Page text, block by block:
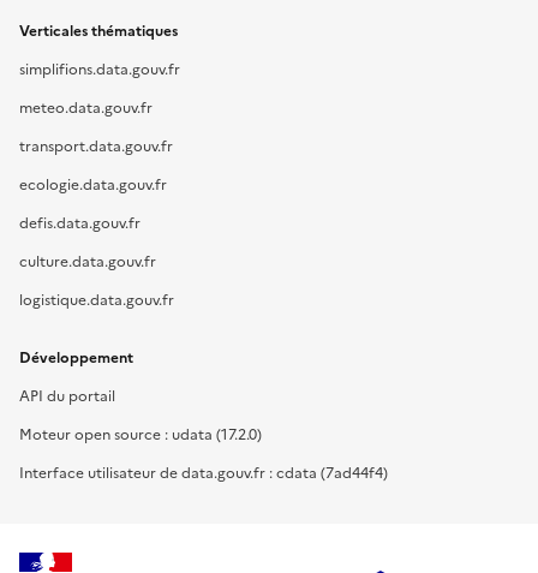
Verticales thématiques
simplifions.data.gouv.fr
meteo.data.gouv.fr
transport.data.gouv.fr
ecologie.data.gouv.fr
defis.data.gouv.fr
culture.data.gouv.fr
logistique.data.gouv.fr
Développement
API du portail
Moteur open source : udata (17.2.0)
Interface utilisateur de data.gouv.fr : cdata (7ad44f4)